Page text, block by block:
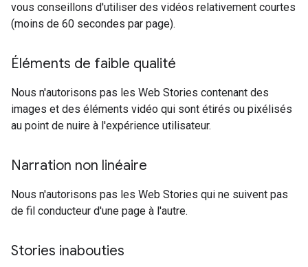
vous conseillons d'utiliser des vidéos relativement courtes
(moins de 60 secondes par page).
Éléments de faible qualité
Nous n'autorisons pas les Web Stories contenant des
images et des éléments vidéo qui sont étirés ou pixélisés
au point de nuire à l'expérience utilisateur.
Narration non linéaire
Nous n'autorisons pas les Web Stories qui ne suivent pas
de fil conducteur d'une page à l'autre.
Stories inabouties